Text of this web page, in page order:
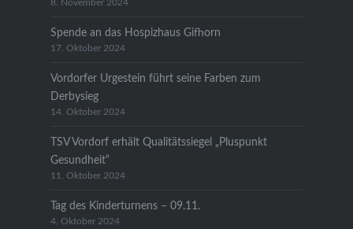
8. November 2024
Spende an das Hospizhaus Gifhorn
17. Oktober 2024
Vordorfer Urgestein führt seine Farben zum
Derbysieg
14. Oktober 2024
TSV Vordorf erhält Qualitätssiegel „Pluspunkt
Gesundheit“
11. Oktober 2024
Tag des Kinderturnens – 09.11.
4. Oktober 2024